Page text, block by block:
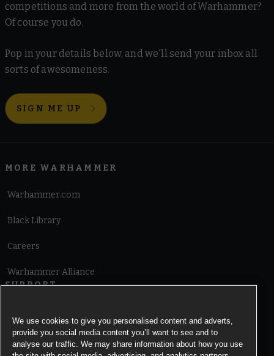
competitions and more from the world of Warhammer?
Of course you do.
Pop in your details below, and we'll send your inbox all
sorts of awesomeness.
SIGN ME UP
MORE WARHAMMER
Warhammer.com
Black Library
Careers
Warhammer Alliance
SUPPORT
Cookie Notice
We use cookies to give you personalised content and adverts,
provide you social media content you’ll want to see and to
analyse our traffic. We may share information about how you use